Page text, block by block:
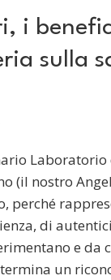
i
sulla
(il nostro
perché
di
e da
un